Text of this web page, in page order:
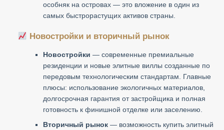
особняк на островах — это вложение в один из
самых быстрорастущих активов страны.
Новостройки и вторичный рынок
Новостройки — современные премиальные
резиденции и новые элитные виллы созданные по
передовым технологическим стандартам. Главные
плюсы: использование экологичных материалов,
долгосрочная гарантия от застройщика и полная
готовность к финишной отделке или заселению.
Вторичный рынок — возможность купить элитный